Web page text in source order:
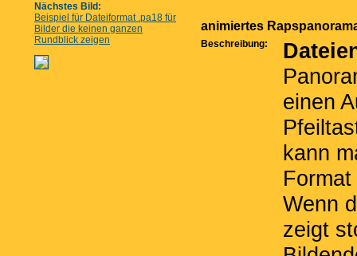
Nächstes Bild:
Beispiel für Dateiformat .pa18 für
Bilder die keinen ganzen
Rundblick zeigen
animiertes
Beschreibung:
einen
kann
Wenn
zeigt